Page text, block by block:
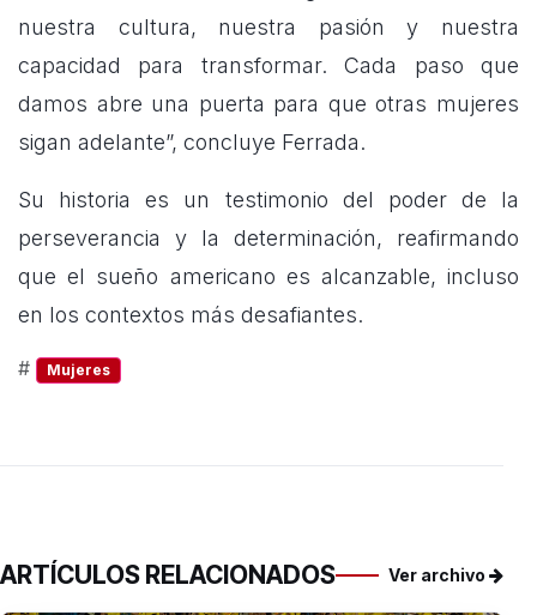
nuestra cultura, nuestra pasión y nuestra
capacidad para transformar. Cada paso que
damos abre una puerta para que otras mujeres
sigan adelante”, concluye Ferrada.
Su historia es un testimonio del poder de la
perseverancia y la determinación, reafirmando
que el sueño americano es alcanzable, incluso
en los contextos más desafiantes.
# Mujeres
ARTÍCULOS RELACIONADOS Ver archivo